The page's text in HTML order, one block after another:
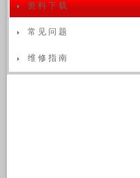
资 料 下 载
常 见 问 题
维 修 指 南